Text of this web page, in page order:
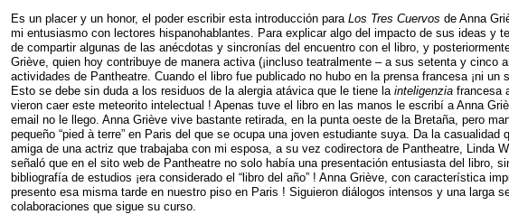
Es un placer y un honor, el poder escribir esta introducción para Los Tres Cuervos de Anna
mi entusiasmo con lectores hispanohablantes. Para explicar algo del impacto de sus ideas y
de compartir algunas de las anécdotas y sincronías del encuentro con el libro, y
Griève, quien hoy contribuye de manera activa (¡incluso teatralmente – a sus setenta y cinco
actividades de Pantheatre. Cuando el libro fue publicado no hubo en la prensa francesa ¡ni un
Esto se debe sin duda a los residuos de la alergia atávica que le tiene la inteligenzia francesa
vieron caer este meteorito intelectual ! Apenas tuve el libro en las manos le escribí a Anna
email no le llego. Anna Griève vive bastante retirada, en la punta oeste de la Bretaña, pero
pequeño “pied à terre” en Paris del que se ocupa una joven estudiante suya. Da la casualidad
amiga de una actriz que trabajaba con mi esposa, a su vez codirectora de Pantheatre, Linda
señaló que en el sito web de Pantheatre no solo había una presentación entusiasta del libro,
bibliografía de estudios ¡era considerado el “libro del año” ! Anna Griève, con característica
presento esa misma tarde en nuestro piso en Paris ! Siguieron diálogos intensos y una larga
colaboraciones que sigue su curso.